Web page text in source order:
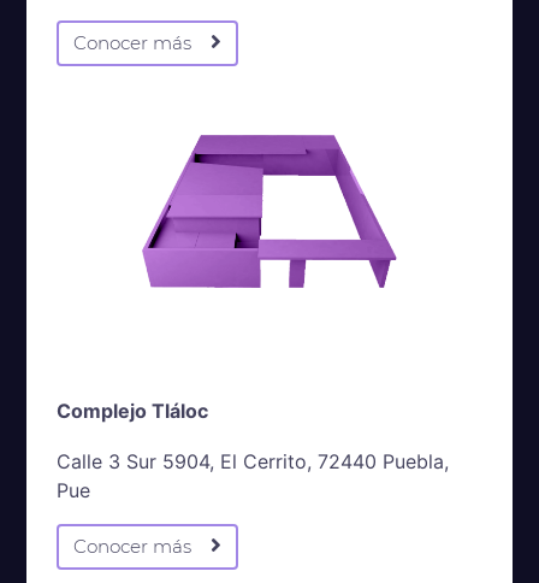
Conocer más
Complejo Tláloc
Calle 3 Sur 5904, El Cerrito, 72440 Puebla,
Pue
Conocer más